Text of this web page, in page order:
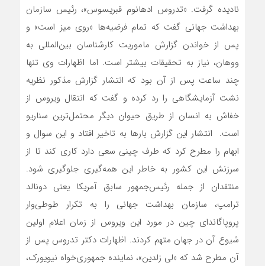
نادیده گرفت. «تدروس ادهانوم قبریسوس»، رئیس سازمان
بهداشت جهانی گفت که تمام فرضیه‌ها «روی میز است» و
پس از خواندن گزارش ماموریت کارشناسان بین‌المللی به
ووهان، نیاز به تحقیقات بیشتر است. اما اظهارات وی تنها
چند ساعت پس از آن بود که انتشار گزارش مذکور نظریه
نشت آزمایشگاهی را رد کرده و گفت که انتقال ویروس از
خفاش به انسان از طریق حیوان دیگر محتمل‌ترین سناریو
است. انتشار این گزارش بارها به تاخیر افتاد و این سوال و
ابهام را مطرح کرد که طرف چینی سعی دارد کاری کند تا‌ از
سرزنش این کشور به خاطر این همه‌گیری جلوگیری شود.
منتقدان از جمله رئیس‌جمهور سابق آمریکا یعنی دونالد
ترامپ، سازمان بهداشت جهانی را به تکرار طوطی‌وار
پروپاگاندای چین در مورد این ویروس از زمان اعلام اولین
شیوع آن در جهان متهم کردند. اظهارات دکتر تدروس پس از
آن مطرح شد که «لی زلدین»، نماینده جمهوری‌خواه نیویورک،